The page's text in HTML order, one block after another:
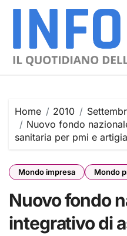
Skip
Home 2010
Nuovo fondo
sanitaria per pmi e
Mondo impresa Mondo
Nuovo fondo
integrativo di